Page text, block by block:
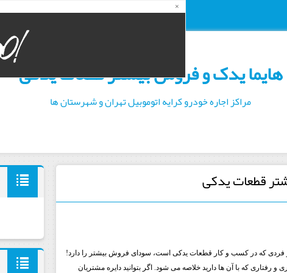
یکشنبه ۱۸ مرداد ۰۵
هایما یدک و فروش بیشتر قطعات یدکی
مراکز اجاره خودرو کرایه اتوموبیل تهران و شهرستان ها
قطعات یدکی
فردی که در کسب و کار قطعات یدکی است، سودای فروش بیشتر را دارد!
که با آن ها دارید خلاصه می شود. اگر بتوانید دایره مشتریان
×